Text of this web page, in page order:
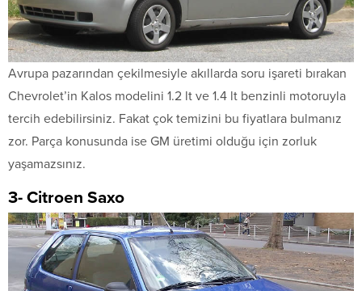
Avrupa pazarından çekilmesiyle akıllarda soru işareti bırakan
Chevrolet’in Kalos modelini 1.2 lt ve 1.4 lt benzinli motoruyla
tercih edebilirsiniz. Fakat çok temizini bu fiyatlara bulmanız
zor. Parça konusunda ise GM üretimi olduğu için zorluk
yaşamazsınız.
3- Citroen Saxo